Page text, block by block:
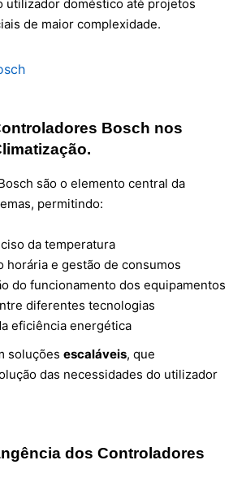
utilizador doméstico até projetos
de maior complexidade.
Bosch nos
são o elemento central da
permitindo:
da temperatura
horária e gestão de consumos
do funcionamento dos equipamentos
diferentes tecnologias
eficiência energética
soluções escaláveis, que
das necessidades do utilizador
dos Controladores